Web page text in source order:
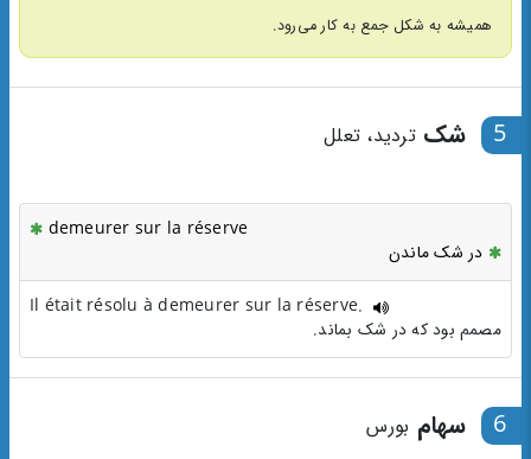
همیشه به شکل جمع به کار می‌رود.
5 شکتردید، تعلل
demeurer sur la réserve
در شک ماندن
Il était résolu à demeurer sur la réserve.
مصمم بود که در شک بماند.
6 سهام بورس